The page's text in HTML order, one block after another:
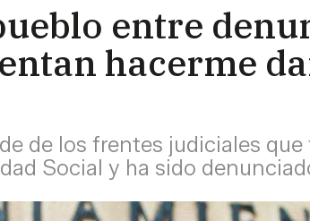
entre
hacerme
de los frentes judiciales
Social y ha sido